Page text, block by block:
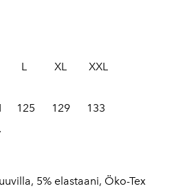
L XL XXL
125 129 133
5% elastaani, Öko-Tex